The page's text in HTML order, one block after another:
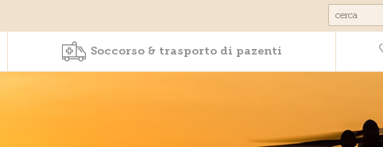
Soccorso &
Soccorso & trasporto di pazenti